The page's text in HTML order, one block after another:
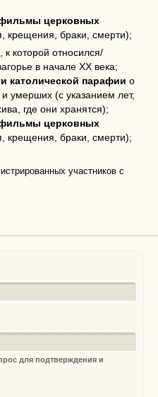
церковных
крещения, браки, смерти);
, к которой относился/
в начале XX века;
католической парафии о
умерших (с указанием лет,
где они хранятся);
церковных
крещения, браки, смерти);
участников с
для подтверждения и